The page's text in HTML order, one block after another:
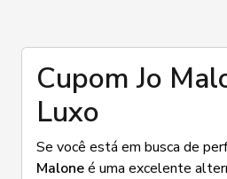
Cupom Jo
Luxo
Se você está em busca de
Maloneé uma excelente